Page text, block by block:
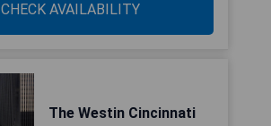
CHECK AVAILABILITY
The Westin Cincinnati